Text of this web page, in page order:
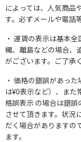
によっては、人気商品
す。必ずメールや電話
運賃の表示は基本
縄、離島などの場合、
がございます。ご了承
価格の錯誤があった
は¥0表示など）、また
格誤表示 の場合は錯
させて頂きます。状況
だく場合がありますの
ます。